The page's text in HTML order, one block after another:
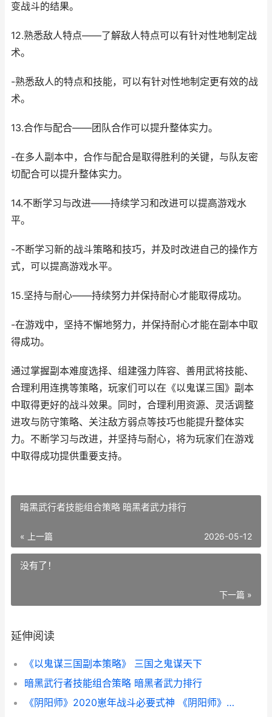
变战斗的结果。
12.熟悉敌人特点——了解敌人特点可以有针对性地制定战
术。
-熟悉敌人的特点和技能，可以有针对性地制定更有效的战
术。
13.合作与配合——团队合作可以提升整体实力。
-在多人副本中，合作与配合是取得胜利的关键，与队友密
切配合可以提升整体实力。
14.不断学习与改进——持续学习和改进可以提高游戏水
平。
-不断学习新的战斗策略和技巧，并及时改进自己的操作方
式，可以提高游戏水平。
15.坚持与耐心——持续努力并保持耐心才能取得成功。
-在游戏中，坚持不懈地努力，并保持耐心才能在副本中取
得成功。
通过掌握副本难度选择、组建强力阵容、善用武将技能、
合理利用连携等策略，玩家们可以在《以鬼谋三国》副本
中取得更好的战斗效果。同时，合理利用资源、灵活调整
进攻与防守策略、关注敌方弱点等技巧也能提升整体实
力。不断学习与改进，并坚持与耐心，将为玩家们在游戏
中取得成功提供重要支持。
暗黑武行者技能组合策略 暗黑者武力排行
« 上一篇 2026-05-12
没有了！
下一篇 »
延伸阅读
《以鬼谋三国副本策略》 三国之鬼谋天下
暗黑武行者技能组合策略 暗黑者武力排行
《阴阳师》2020崽年战斗必要式神 《阴阳师》2025电影好看吗